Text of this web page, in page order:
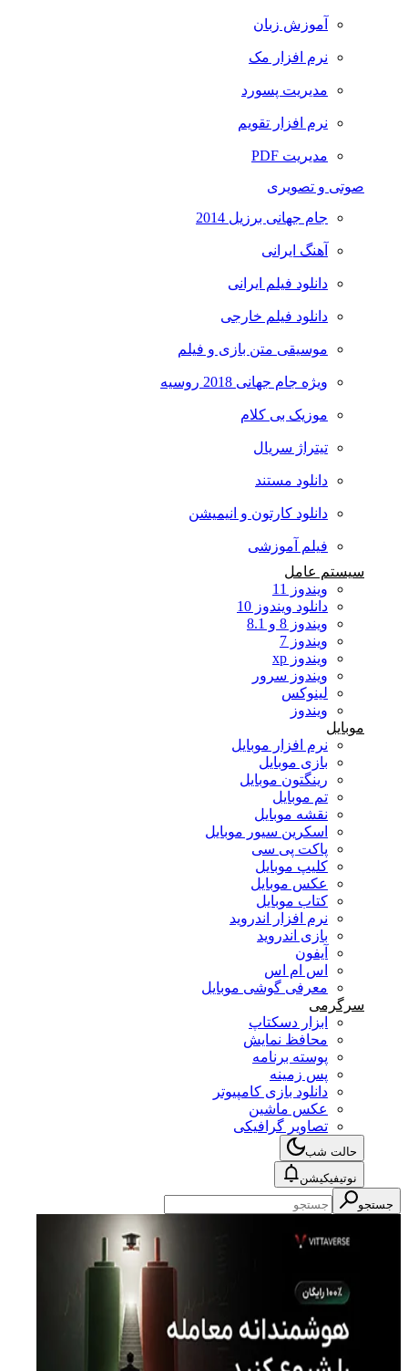
آموزش زبان
نرم افزار مک
مدیریت پسورد
نرم افزار تقویم
مدیریت PDF
صوتی و تصویری
جام جهانی برزیل 2014
آهنگ ایرانی
دانلود فیلم ایرانی
دانلود فیلم خارجی
موسیقی متن بازی و فیلم
ویژه جام جهانی 2018 روسیه
موزیک بی کلام
تیتراژ سریال
دانلود مستند
دانلود کارتون و انیمیشن
فیلم آموزشی
سیستم عامل
ویندوز 11
دانلود ویندوز 10
ویندوز 8 و 8.1
ویندوز 7
ویندوز xp
ویندوز سرور
لینوکس
ویندوز
موبایل
نرم افزار موبایل
بازی موبایل
رینگتون موبایل
تم موبایل
نقشه موبایل
اسکرین سیور موبایل
پاکت پی سی
کلیپ موبایل
عکس موبایل
کتاب موبایل
نرم افزار اندروید
بازی اندروید
آیفون
اس ام اس
معرفی گوشی موبایل
سرگرمی
ابزار دسکتاپ
محافظ نمایش
پوسته برنامه
پس زمینه
دانلود بازی کامپیوتر
عکس ماشین
تصاویر گرافیکی
حالت شب
نوتیفیکیشن
جستجو